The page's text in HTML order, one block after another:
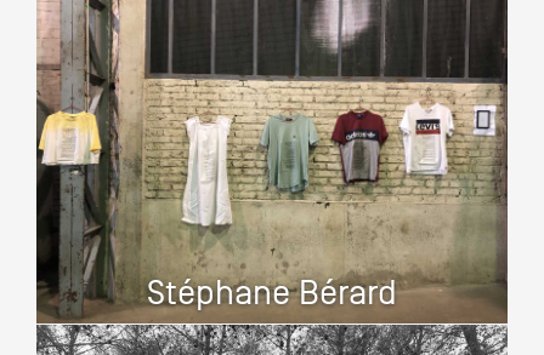
Stéphane Bérard